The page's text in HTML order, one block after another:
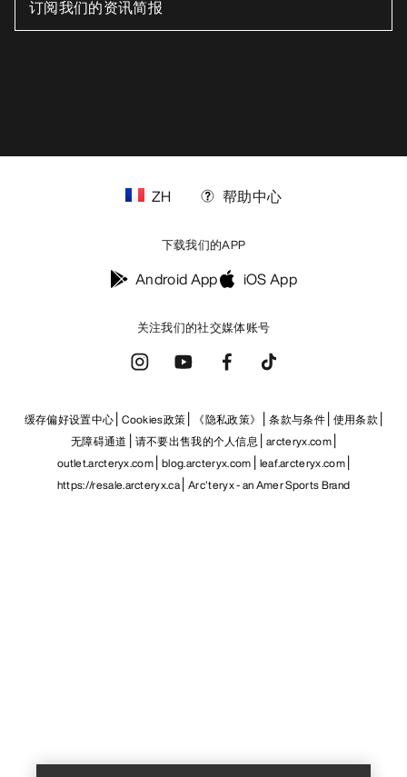
关注我们的社交媒体账号
ZH 帮助中心
下载我们的APP
Android App iOS App
缓存偏好设置中心 Cookies政策 《隐私政策》 条款与条件 使用条款
无障碍通道
请不要出售我的个人信息 arcteryx.com
outlet.arcteryx.com blog.arcteryx.com leaf.arcteryx.com
https://resale.arcteryx.ca Arc'teryx - an Amer Sports Brand